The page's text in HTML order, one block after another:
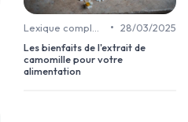
• 28/03/2025
Les bienfaits de l'extrait de
camomille pour votre
alimentation